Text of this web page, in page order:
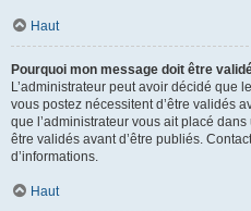
Haut
Pourquoi mon message doit être
L’administrateur peut avoir décidé que
vous postez nécessitent d’être validés
que l’administrateur vous ait placé
être validés avant d’être publiés.
d’informations.
Haut